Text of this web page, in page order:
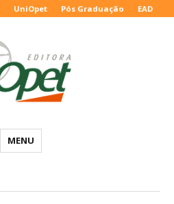
UniOpet Pós Graduação
EAD
MENU